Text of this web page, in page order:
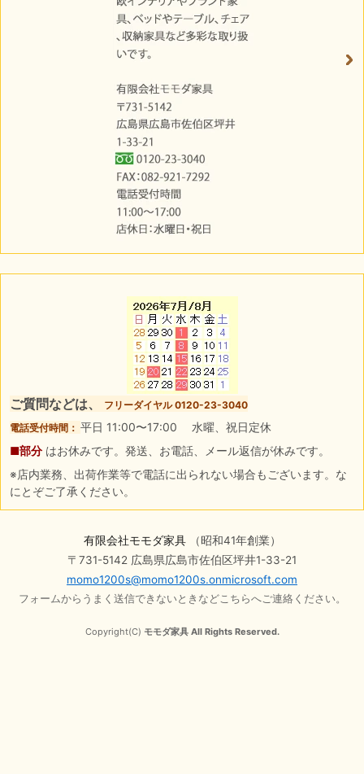
ご質問などは、
フリーダイヤル 0120-23-3040
電話受付時間： 平日 11:00〜17:00 水曜、祝日定休
■部分 はお休みです。発送、お電話、メール返信が休みです。
※店内業務、出荷作業等で電話に出られない場合もございます。な
にとぞご了承ください。
有限会社モモダ家具（昭和41年創業）
〒731-5142 広島県広島市佐伯区坪井1-33-21
momo1200s@momo1200s.onmicrosoft.com
フォームからうまく送信できないときなどこちらへご連絡ください。
Copyright(C) モモダ家具 All Rights Reserved.